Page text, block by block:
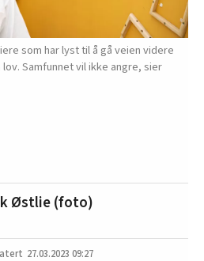
som har lyst til å gå veien videre
Samfunnet vil ikke angre, sier
Østlie (foto)
27.03.2023 09:27